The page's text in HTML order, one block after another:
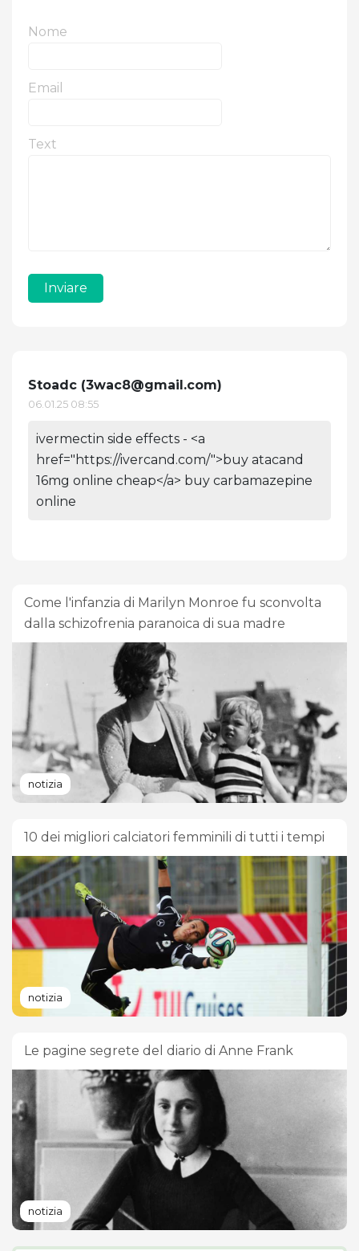
Nome
Email
Text
Inviare
Stoadc (3wac8@gmail.com)
06.01.25 08:55
ivermectin side effects - <a
href="https://ivercand.com/">buy atacand
16mg online cheap</a> buy carbamazepine
online
Come l'infanzia di Marilyn Monroe fu sconvolta
dalla schizofrenia paranoica di sua madre
notizia
10 dei migliori calciatori femminili di tutti i tempi
notizia
Le pagine segrete del diario di Anne Frank
notizia